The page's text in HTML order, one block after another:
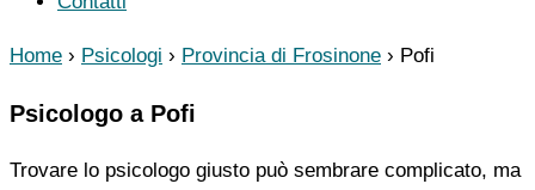
Home › Psicologi › Provincia di Frosinone › Pofi
Psicologo a Pofi
Trovare lo psicologo giusto può sembrare complicato, ma